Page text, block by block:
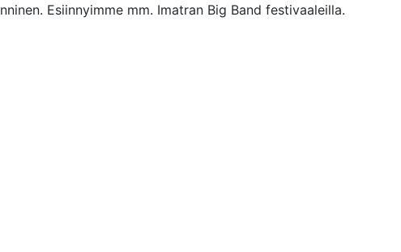
Esiinnyimme mm. Imatran Big Band festivaaleilla.